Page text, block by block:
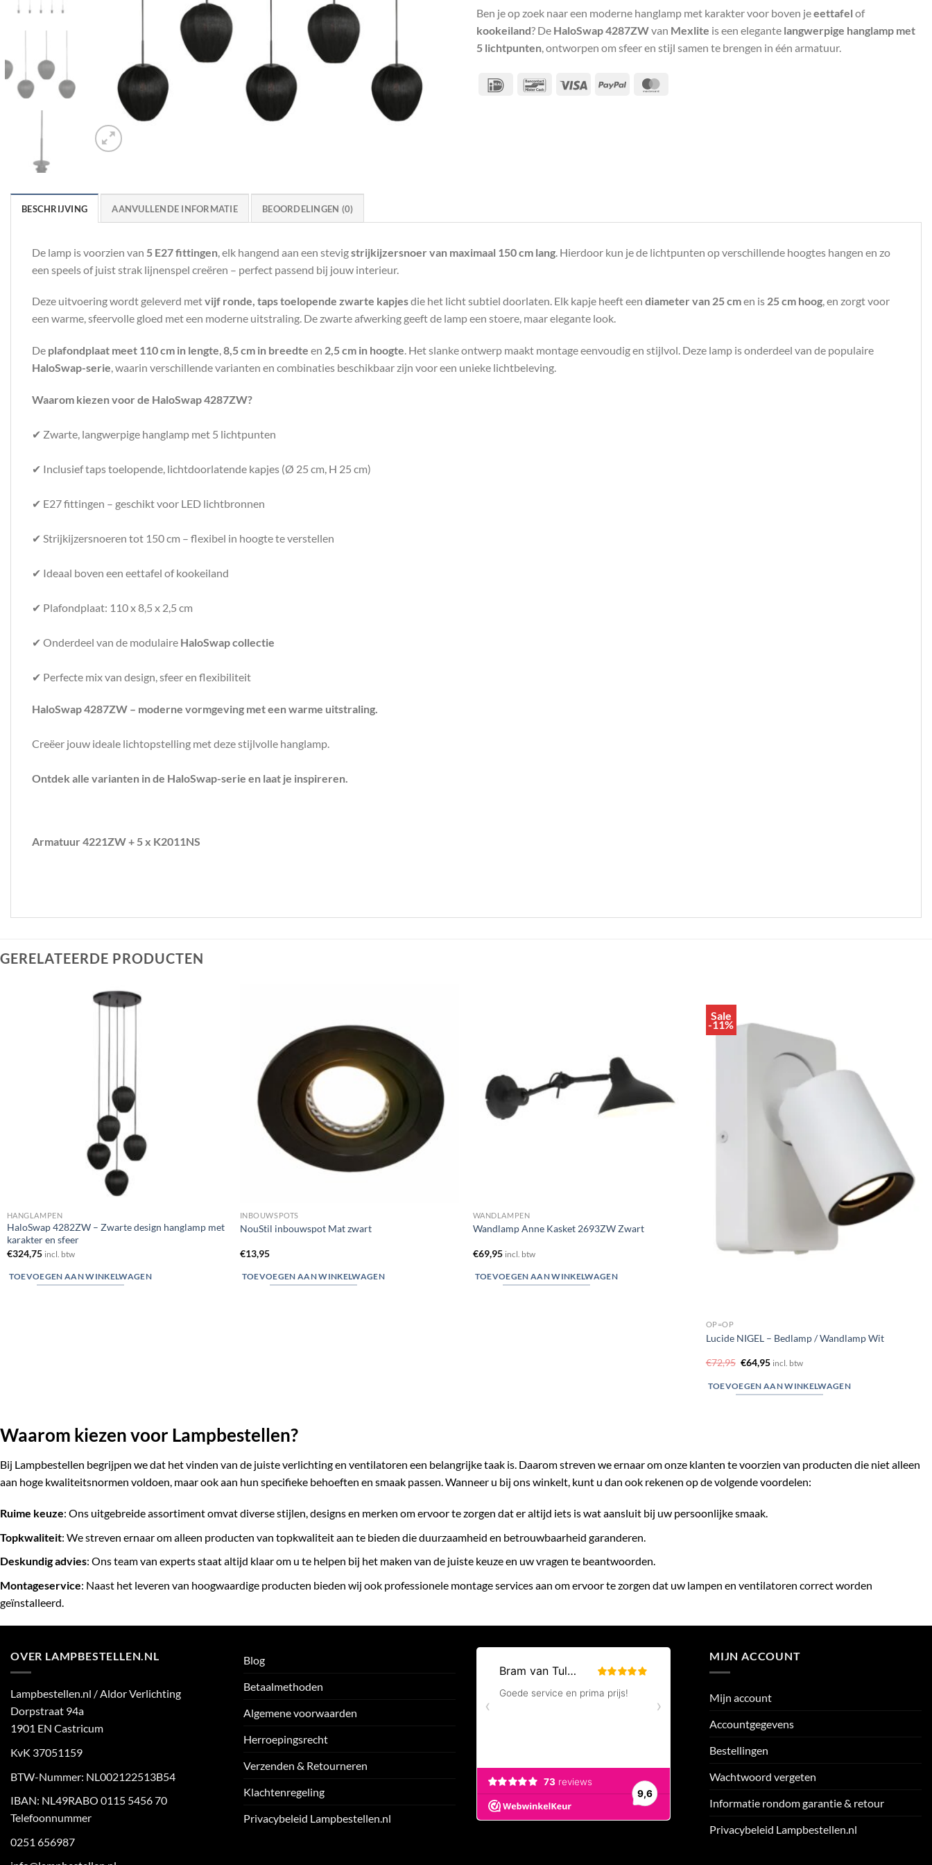
Ben je op zoek naar een moderne hanglamp met karakter voor boven jeeettafel of
kookeiland? De HaloSwap 4287ZWvan Mexlite is een elegante langwerpige hanglamp met
5 lichtpunten, ontworpen om sfeer en stijl samen te brengen in één armatuur.
IDeal Bancontact
Visa PayPal
BESCHRIJVING AANVULLENDE INFORMATIE BEOORDELINGEN (0)
De lamp is voorzien van 5 E27 fittingen , elk hangend aan een stevigstrijkijzersnoer van maximaal 150 cm lang . Hierdoor kun je de lichtpunten op verschillende hoogtes hangen en zo
een speels of juist strak lijnenspel creëren – perfect passend bij jouw interieur.
Deze uitvoering wordt geleverd metvijf ronde, taps toelopende zwarte kapjesdie het licht subtiel doorlaten. Elk kapje heeft een diameter van 25 cmen is 25 cm hoog, en zorgt voor
een warme, sfeervolle gloed met een moderne uitstraling. De zwarte afwerking geeft de lamp een stoere, maar elegante look.
De plafondplaat meet 110 cm in lengte,8,5 cm in breedte en 2,5 cm in hoogte. Het slanke ontwerp maakt montage eenvoudig en stijlvol. Deze lamp is onderdeel van de populaire
HaloSwap-serie, waarin verschillende varianten en combinaties beschikbaar zijn voor een unieke lichtbeleving.
Waarom kiezen voor de HaloSwap 4287ZW?
✔ Zwarte, langwerpige hanglamp met 5 lichtpunten
✔ Inclusief taps toelopende, lichtdoorlatende kapjes (Ø 25 cm, H 25 cm)
✔ E27 fittingen – geschikt voor LED lichtbronnen
✔ Strijkijzersnoeren tot 150 cm – flexibel in hoogte te verstellen
✔ Ideaal boven een eettafel of kookeiland
✔ Plafondplaat: 110 x 8,5 x 2,5 cm
✔ Onderdeel van de modulaire HaloSwap collectie
✔ Perfecte mix van design, sfeer en flexibiliteit
HaloSwap 4287ZW – moderne vormgeving met een warme uitstraling.
Creëer jouw ideale lichtopstelling met deze stijlvolle hanglamp.
Ontdek alle varianten in de HaloSwap-serie en laat je inspireren.
Armatuur 4221ZW + 5 x K2011NS
GERELATEERDE PRODUCTEN
HANGLAMPEN
HaloSwap 4282ZW – Zwarte design hanglamp met
karakter en sfeer
€324,75 incl. btw
TOEVOEGEN AAN WINKELWAGEN
verlanglijst
INBOUWSPOTS
NouStil inbouwspot Mat zwart
€13,95
TOEVOEGEN AAN WINKELWAGEN
WANDLAMPEN
Wandlamp Anne Kasket 2693ZW Zwart
€69,95 incl. btw
TOEVOEGEN AAN WINKELWAGEN
Sale
-11%
OP=OP
Lucide NIGEL – Bedlamp / Wandlamp Wit
€72,95 Oorspronkelijke
was:
€72,95.
€64,95Huidige
is:
€64,95.
incl. btw
TOEVOEGEN AAN WINKELWAGEN
Waarom kiezen voor Lampbestellen?
Bij Lampbestellen begrijpen we dat het vinden van de juiste verlichting en ventilatoren een belangrijke taak is. Daarom streven we ernaar om onze klanten te voorzien van producten die niet alleen
aan hoge kwaliteitsnormen voldoen, maar ook aan hun specifieke behoeften en smaak passen. Wanneer u bij ons winkelt, kunt u dan ook rekenen op de volgende voordelen:
Ruime keuze: Ons uitgebreide assortiment omvat diverse stijlen, designs en merken om ervoor te zorgen dat er altijd iets is wat aansluit bij uw persoonlijke smaak.
Topkwaliteit: We streven ernaar om alleen producten van topkwaliteit aan te bieden die duurzaamheid en betrouwbaarheid garanderen.
Deskundig advies: Ons team van experts staat altijd klaar om u te helpen bij het maken van de juiste keuze en uw vragen te beantwoorden.
Montageservice: Naast het leveren van hoogwaardige producten bieden wij ook professionele montage services aan om ervoor te zorgen dat uw lampen en ventilatoren correct worden
geïnstalleerd.
OVER LAMPBESTELLEN.NL
Lampbestellen.nl / Aldor Verlichting
Dorpstraat 94a
1901 EN Castricum
KvK 37051159
BTW-Nummer: NL002122513B54
IBAN: NL49RABO 0115 5456 70
Telefoonnummer
0251 656987
Blog
Betaalmethoden
Algemene voorwaarden
Herroepingsrecht
Verzenden & Retourneren
Klachtenregeling
Privacybeleid Lampbestellen.nl
MIJN ACCOUNT
Mijn account
Accountgegevens
Bestellingen
Wachtwoord vergeten
Informatie rondom garantie & retour
Privacybeleid Lampbestellen.nl